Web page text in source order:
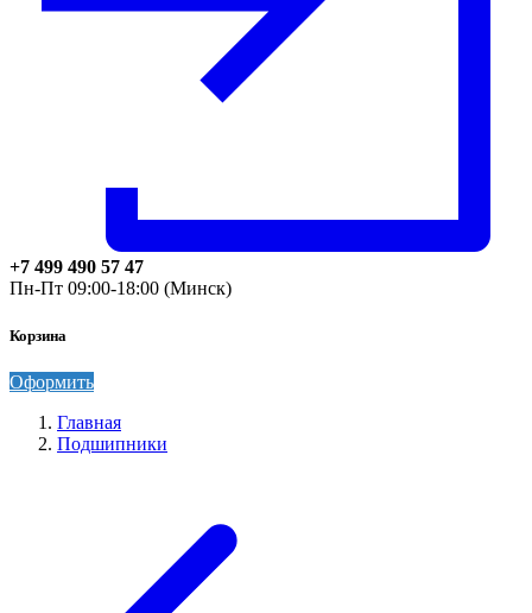
+7 499 490 57 47
Пн-Пт 09:00-18:00 (Минск)
Корзина
Оформить
Главная
Подшипники